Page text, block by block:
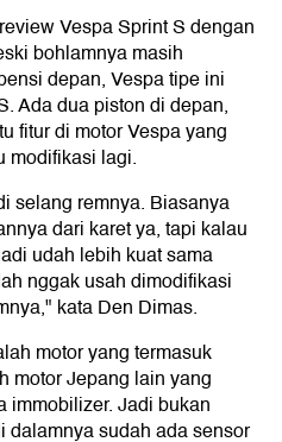
Vespa Sprint S dengan
bohlamnya masih
depan, Vespa tipe ini
Ada dua piston di depan,
fitur di motor Vespa yang
modifikasi lagi.
selang remnya. Biasanya
dari karet ya, tapi kalau
udah lebih kuat sama
nggak usah dimodifikasi
kata Den Dimas.
motor yang termasuk
motor Jepang lain yang
immobilizer. Jadi bukan
dalamnya sudah ada sensor